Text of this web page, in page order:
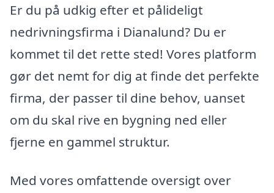
Er du på udkig efter et pålideligt
nedrivningsfirma i Dianalund? Du er
kommet til det rette sted! Vores platform
gør det nemt for dig at finde det perfekte
firma, der passer til dine behov, uanset
om du skal rive en bygning ned eller
fjerne en gammel struktur.
Med vores omfattende oversigt over